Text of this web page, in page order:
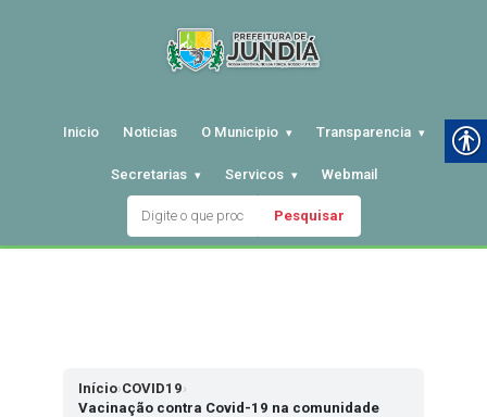
Inicio Noticias O Municipio Transparencia
Secretarias Servicos Webmail
Pesquisar
Início›COVID19›
Vacinação contra Covid-19 na comunidade